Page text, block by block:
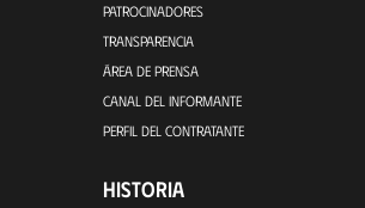
PATROCINADORES
TRANSPARENCIA
ÁREA DE PRENSA
CANAL DEL INFORMANTE
PERFIL DEL CONTRATANTE
HISTORIA